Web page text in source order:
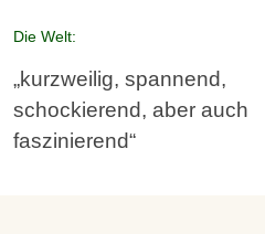
Die Welt:
„kurzweilig, spannend,
schockierend, aber auch
faszinierend“